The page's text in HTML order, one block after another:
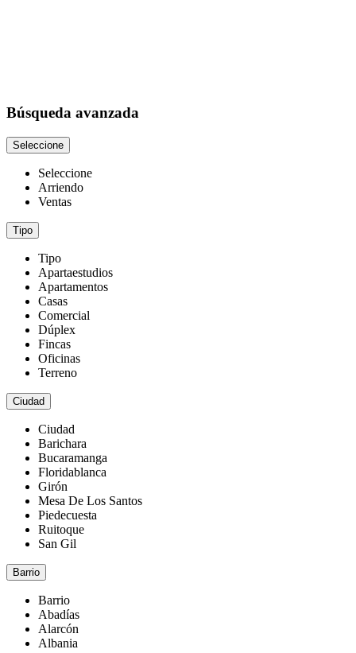
Búsqueda avanzada
Seleccione
Seleccione
Arriendo
Ventas
Tipo
Tipo
Apartaestudios
Apartamentos
Casas
Comercial
Dúplex
Fincas
Oficinas
Terreno
Ciudad
Ciudad
Barichara
Bucaramanga
Floridablanca
Girón
Mesa De Los Santos
Piedecuesta
Ruitoque
San Gil
Barrio
Barrio
Abadías
Alarcón
Albania